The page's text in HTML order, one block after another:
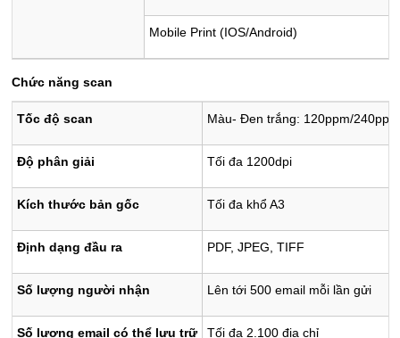
Mobile Print (IOS/Android)
Chức năng scan
Tốc độ scan Màu- Đen trắng: 120ppm/240ppm
Độ phân giải Tối đa 1200dpi
Kích thước bản gốc Tối đa khổ A3
Định dạng đầu ra PDF, JPEG, TIFF
Số lượng người nhận Lên tới 500 email mỗi lần gửi
Số lượng email có thể lưu trữ Tối đa 2.100 địa chỉ